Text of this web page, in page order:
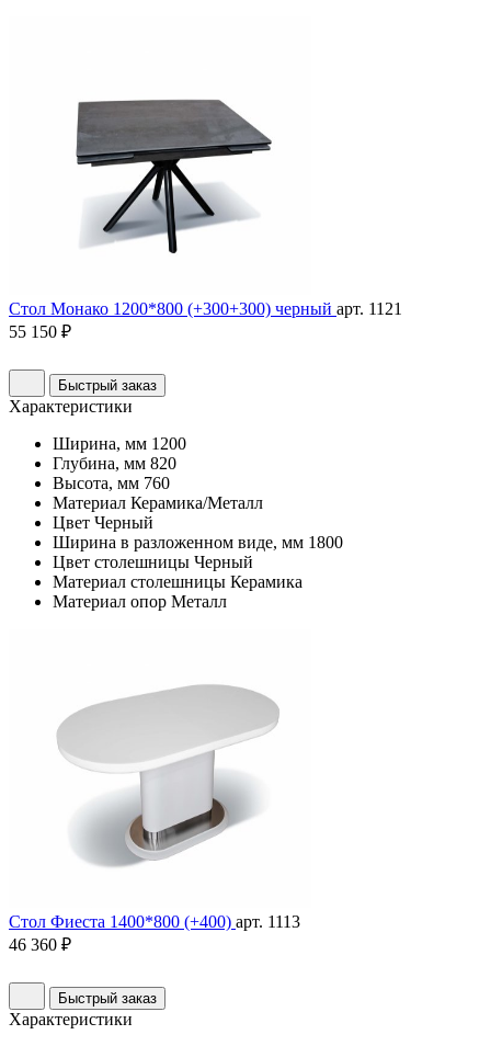
Стол Монако 1200*800 (+300+300) черный арт. 1121
55 150 ₽
Быстрый заказ
Характеристики
Ширина, мм 1200
Глубина, мм 820
Высота, мм 760
Материал Керамика/Металл
Цвет Черный
Ширина в разложенном виде, мм 1800
Цвет столешницы Черный
Материал столешницы Керамика
Материал опор Металл
Стол Фиеста 1400*800 (+400) арт. 1113
46 360 ₽
Быстрый заказ
Характеристики